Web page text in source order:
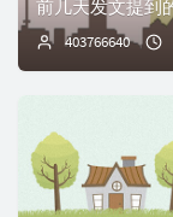
403766640